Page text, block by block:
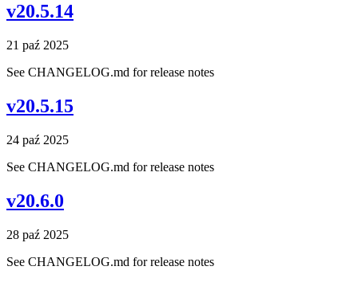
v20.5.14
21 paź 2025
See CHANGELOG.md for release notes
v20.5.15
24 paź 2025
See CHANGELOG.md for release notes
v20.6.0
28 paź 2025
See CHANGELOG.md for release notes